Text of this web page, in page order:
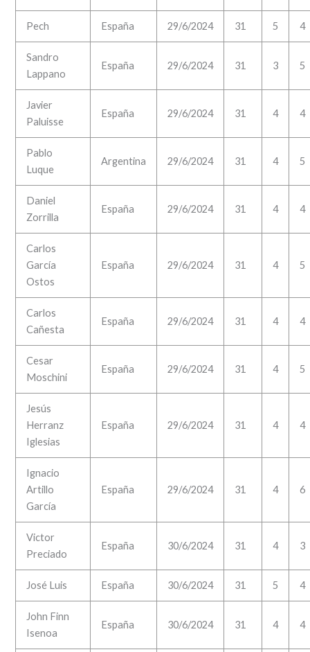
Pech España 29/6/2024 31 5 4
Sandro
Lappano
España 29/6/2024 31 3 5
Javier
Paluisse
España 29/6/2024 31 4 4
Pablo
Luque
Argentina 29/6/2024 31 4 5
Daniel
Zorrilla
España 29/6/2024 31 4 4
Carlos
García
Ostos
España 29/6/2024 31 4 5
Carlos
Cañesta
España 29/6/2024 31 4 4
Cesar
Moschini
España 29/6/2024 31 4 5
Jesús
Herranz
Iglesias
España 29/6/2024 31 4 4
Ignacio
Artillo
García
España 29/6/2024 31 4 6
Victor
Preciado
España 30/6/2024 31 4 3
José Luis España 30/6/2024 31 5 4
John Finn
Isenoa
España 30/6/2024 31 4 4